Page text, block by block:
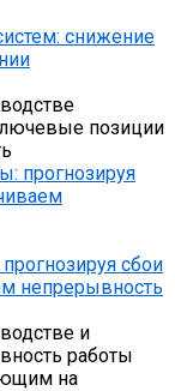
снижение
позиции
сбои
непрерывность
и
работы
на